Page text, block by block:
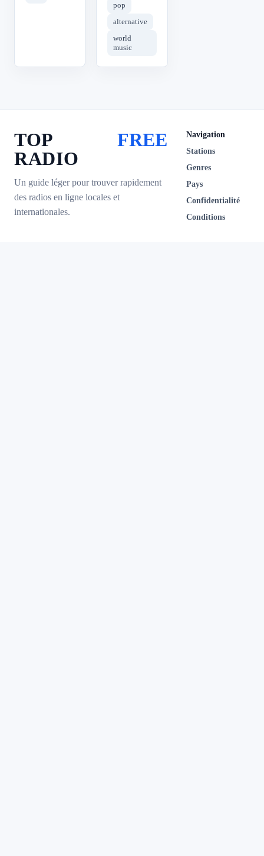
pop
alternative
world
music
TOP
RADIO
FREE
Un guide léger pour trouver rapidement
des radios en ligne locales et
internationales.
Navigation
Stations
Genres
Pays
Confidentialité
Conditions